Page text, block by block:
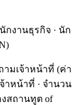
กงานธุรกิจ · นัก
ามเจ้าหน้าที่ (ค่า
าหน้าที่ · จำนวน
งสถานทูต of